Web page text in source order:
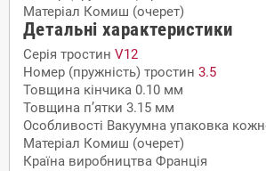
Матеріал Комиш (очерет)
Детальні характеристики
Серія тростин V12
Номер (пружність) тростин 3.5
Товщина кінчика 0.10 мм
Товщина п’ятки 3.15 мм
Особливості Вакуумна упаковка
Матеріал Комиш (очерет)
Країна виробництва Франція